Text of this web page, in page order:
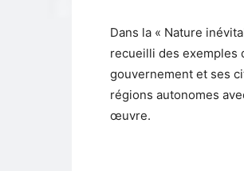
Dans la « Nature
recueilli des exemples
gouvernement et ses
régions autonomes
œuvre.